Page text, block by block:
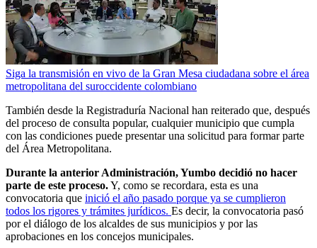
Siga la transmisión en vivo de la Gran Mesa ciudadana sobre el área
metropolitana del suroccidente colombiano
También desde la Registraduría Nacional han reiterado que, después
del proceso de consulta popular, cualquier municipio que cumpla
con las condiciones puede presentar una solicitud para formar parte
del Área Metropolitana.
Durante la anterior Administración, Yumbo decidió no hacer
parte de este proceso.Y, como se recordara, esta es una
convocatoria que inició el año pasado porque ya se cumplieron
todos los rigores y trámites jurídicos. Es decir, la convocatoria pasó
por el diálogo de los alcaldes de sus municipios y por las
aprobaciones en los concejos municipales.